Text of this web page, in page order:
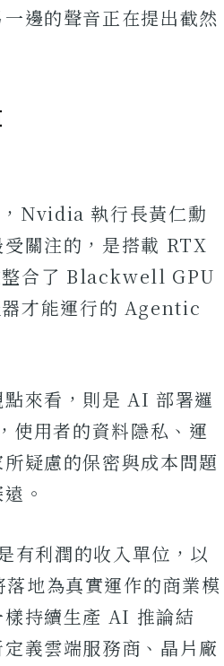
邊的聲音正在提出截然
Nvidia 執行長黃仁勳
關注的，是搭載 RTX
整合了 Blackwell GPU
才能運行的 Agentic
來看，則是 AI 部署邏
使用者的資料隱私、運
疑慮的保密與成本問題
。
有利潤的收入單位，以
地為真實運作的商業模
持續生產 AI 推論結
義雲端服務商、晶片廠